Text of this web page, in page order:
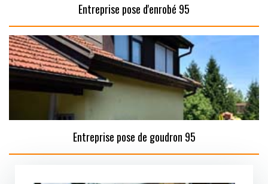
Entreprise pose d'enrobé 95
Entreprise pose de goudron 95